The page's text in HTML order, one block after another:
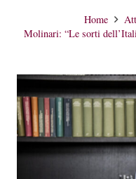
Home
Molinari: “Le sorti